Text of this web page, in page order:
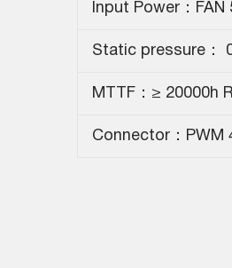
Input Power：
Static pressure：
MTTF：≥ 20000h
Connector：PWM